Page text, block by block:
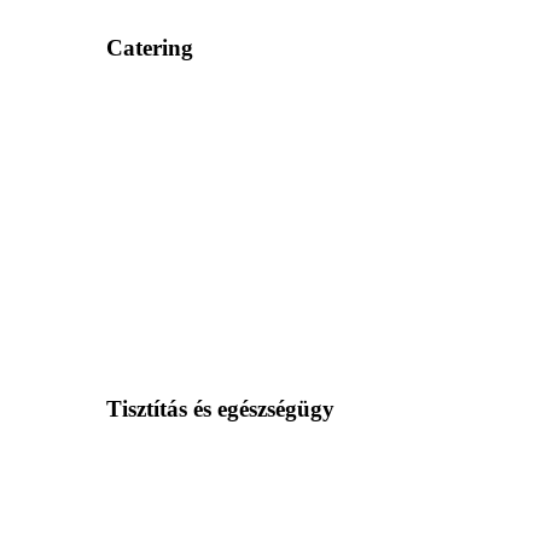
Catering
Tisztítás és egészségügy